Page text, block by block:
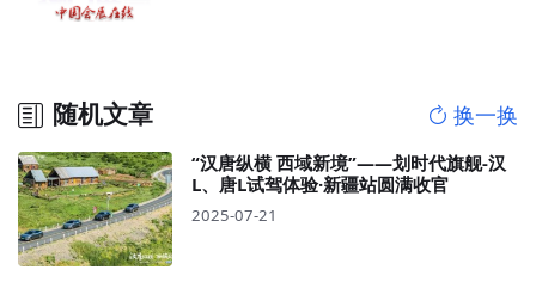
随机文章 换一换
“汉唐纵横 西域新境”——划时代旗舰-汉
L、唐L试驾体验·新疆站圆满收官
2025-07-21